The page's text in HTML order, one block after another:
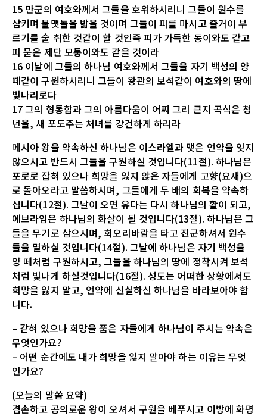
15 만군의 여호와께서 그들을 호위하시리니 그들이 원수를
삼키며 물맷돌을 밟을 것이며 그들이 피를 마시고 즐거이 부
르기를 술 취한 것같이 할 것인즉 피가 가득한 동이와도 같고
피 묻은 제단 모퉁이와도 같을 것이라
16 이날에 그들의 하나님 여호와께서 그들을 자기 백성의 양
떼같이 구원하시리니 그들이 왕관의 보석같이 여호와의 땅에
빛나리로다
17 그의 형통함과 그의 아름다움이 어찌 그리 큰지 곡식은 청
년을, 새 포도주는 처녀를 강건하게 하리라
메시아 왕을 약속하신 하나님은 이스라엘과 맺은 언약을 잊지
않으시고 반드시 그들을 구원하실 것입니다(11절). 하나님은
포로로 잡혀 있으나 희망을 잃지 않은 자들에게 고향(요새)으
로 돌아오라고 말씀하시며, 그들에게 두 배의 회복을 약속하
십니다(12절). 그날이 오면 유다는 다시 하나님의 활이 되고,
에브라임은 하나님의 화살이 될 것입니다(13절). 하나님은 그
들을 무기로 삼으시며, 회오리바람을 타고 진군하셔서 원수
들을 멸하실 것입니다(14절). 그날에 하나님은 자기 백성을
양 떼처럼 구원하시고, 그들을 하나님의 땅에 정착시켜 보석
처럼 빛나게 하실것입니다(16절). 성도는 어떠한 상황에서도
희망을 잃지 말고, 언약에 신실하신 하나님을 바라보아야 합
니다.
– 갇혀 있으나 희망을 품은 자들에게 하나님이 주시는 약속은
무엇인가요?
– 어떤 순간에도 내가 희망을 잃지 말아야 하는 이유는 무엇
인가요?
(오늘의 말씀 요약)
겸손하고 공의로운 왕이 오셔서 구원을 베푸시고 이방에 화평